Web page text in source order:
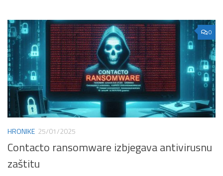
0
HRONIKE 25/01/2025
Contacto ransomware izbjegava antivirusnu
zaštitu